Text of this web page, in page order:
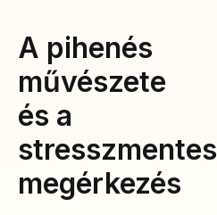
A pihenés
művészete
és a
stresszmentes
megérkezés